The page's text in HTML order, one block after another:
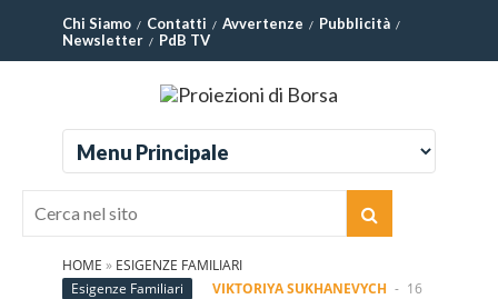
Chi Siamo Contatti Avvertenze
Pubblicità
Newsletter
PdB TV
HOME » ESIGENZE FAMILIARI
Esigenze Familiari
VIKTORIYA SUKHANEVYCH - 16